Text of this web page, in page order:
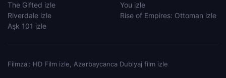
The Gifted izle
Riverdale izle
Aşk 101 izle
You izle
Rise of Empires: Ottoman izle
Filmzal: HD Film izle, Azərbaycanca Dublyaj film izle